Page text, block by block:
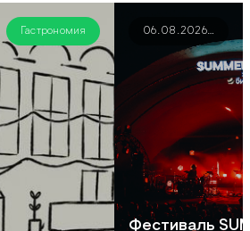
Гастрономия 06.08.2026…
Фестиваль